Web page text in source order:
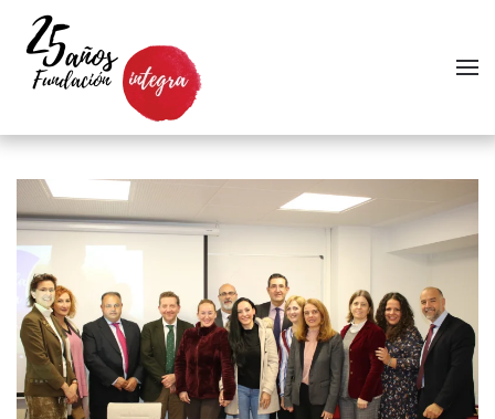
Skip to main content